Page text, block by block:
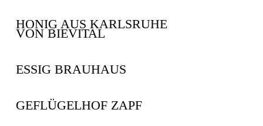
HONIG AUS KARLSRUHE
VON BIEVITAL
ESSIG BRAUHAUS
GEFLÜGELHOF ZAPF